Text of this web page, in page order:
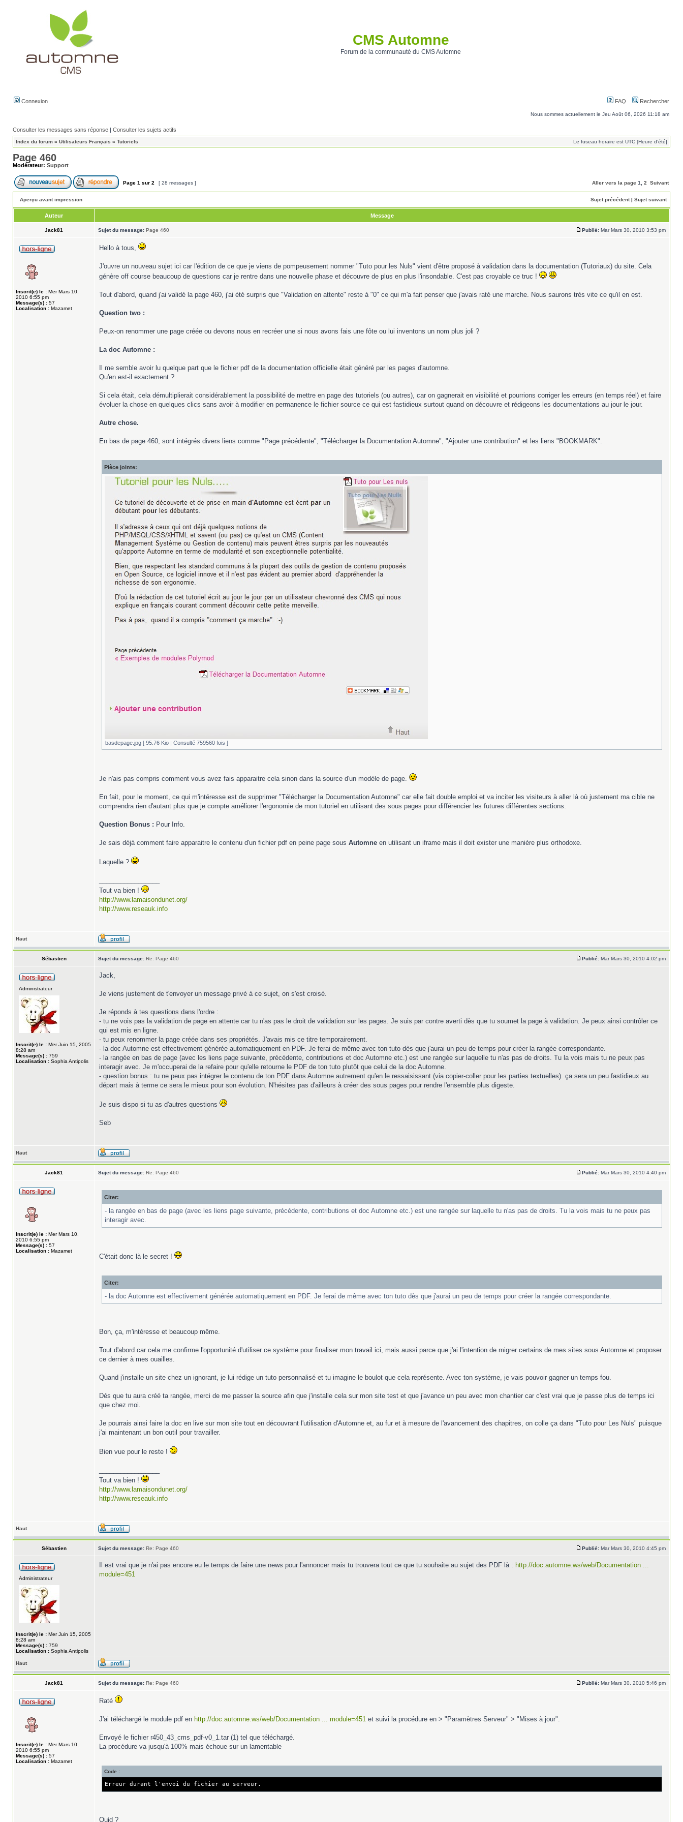
CMS Automne
Forum de la communauté du CMS Automne
Connexion FAQ Rechercher
Nous sommes actuellement le Jeu Août 06, 2026 11:18 am
Consulter les messages sans réponse | Consulter les sujets actifs
Index du forum » Utilisateurs Français » Tutoriels Le fuseau horaire est UTC [Heure d’été]
Page 460
Modérateur: Support
Page 1 sur 2 [ 28 messages ] Aller vers la page 1 2 Suivant
Aperçu avant impression Sujet précédent| Sujet suivant
Auteur Message
Jack81 Sujet du message: Page 460 Publié: Mar Mars 30, 2010 3:53 pm
Inscrit(e) le : Mer Mars 10,
2010 6:55 pm
Message(s) : 57
Localisation : Mazamet
Hello à tous,
J'ouvre un nouveau sujet ici car l'édition de ce que je viens de pompeusement nommer "Tuto pour les Nuls" vient d'être proposé à validation dans la documentation (Tutoriaux) du site. Cela
génère off course beaucoup de questions car je rentre dans une nouvelle phase et découvre de plus en plus l'insondable. C'est pas croyable ce truc !
Tout d'abord, quand j'ai validé la page 460, j'ai été surpris que "Validation en attente" reste à "0" ce qui m'a fait penser que j'avais raté une marche. Nous saurons très vite ce qu'il en est.
Question two :
Peux-on renommer une page créée ou devons nous en recréer une si nous avons fais une fôte ou lui inventons un nom plus joli ?
La doc Automne :
Il me semble avoir lu quelque part que le fichier pdf de la documentation officielle était généré par les pages d'automne.
Qu'en est-il exactement ?
Si cela était, cela démultiplierait considérablement la possibilité de mettre en page des tutoriels (ou autres), car on gagnerait en visibilité et pourrions corriger les erreurs (en temps réel) et faire
évoluer la chose en quelques clics sans avoir à modifier en permanence le fichier source ce qui est fastidieux surtout quand on découvre et rédigeons les documentations au jour le jour.
Autre chose.
En bas de page 460, sont intégrés divers liens comme "Page précédente", "Télécharger la Documentation Automne", "Ajouter une contribution" et les liens "BOOKMARK".
Pièce jointe:
basdepage.jpg [ 95.76 Kio | Consulté 759560 fois ]
Je n'ais pas compris comment vous avez fais apparaitre cela sinon dans la source d'un modèle de page.
En fait, pour le moment, ce qui m'intéresse est de supprimer "Télécharger la Documentation Automne" car elle fait double emploi et va inciter les visiteurs à aller là où justement ma cible ne
comprendra rien d'autant plus que je compte améliorer l'ergonomie de mon tutoriel en utilisant des sous pages pour différencier les futures différentes sections.
Question Bonus : Pour Info.
Je sais déjà comment faire apparaitre le contenu d'un fichier pdf en peine page sous Automne en utilisant un iframe mais il doit exister une manière plus orthodoxe.
Laquelle ?
Tout va bien !
http://www.lamaisondunet.org/
http://www.reseauk.info
Haut
Sébastien Sujet du message: Re: Page 460 Publié: Mar Mars 30, 2010 4:02 pm
Administrateur
Inscrit(e) le : Mer Juin 15, 2005
8:28 am
Message(s) : 759
Localisation : Sophia Antipolis
Jack,
Je viens justement de t'envoyer un message privé à ce sujet, on s'est croisé.
Je réponds à tes questions dans l'ordre :
- tu ne vois pas la validation de page en attente car tu n'as pas le droit de validation sur les pages. Je suis par contre averti dès que tu soumet la page à validation. Je peux ainsi contrôler ce
qui est mis en ligne.
- tu peux renommer la page créée dans ses propriétés. J'avais mis ce titre temporairement.
- la doc Automne est effectivement générée automatiquement en PDF. Je ferai de même avec ton tuto dès que j'aurai un peu de temps pour créer la rangée correspondante.
- la rangée en bas de page (avec les liens page suivante, précédente, contributions et doc Automne etc.) est une rangée sur laquelle tu n'as pas de droits. Tu la vois mais tu ne peux pas
interagir avec. Je m'occuperai de la refaire pour qu'elle retourne le PDF de ton tuto plutôt que celui de la doc Automne.
- question bonus : tu ne peux pas intégrer le contenu de ton PDF dans Automne autrement qu'en le ressaisissant (via copier-coller pour les parties textuelles). ça sera un peu fastidieux au
départ mais à terme ce sera le mieux pour son évolution. N'hésites pas d'ailleurs à créer des sous pages pour rendre l'ensemble plus digeste.
Je suis dispo si tu as d'autres questions
Seb
Haut
Jack81 Sujet du message: Re: Page 460 Publié: Mar Mars 30, 2010 4:40 pm
Inscrit(e) le : Mer Mars 10,
2010 6:55 pm
Message(s) : 57
Localisation : Mazamet
Citer:
- la rangée en bas de page (avec les liens page suivante, précédente, contributions et doc Automne etc.) est une rangée sur laquelle tu n'as pas de droits. Tu la vois mais tu ne peux pas
interagir avec.
C'était donc là le secret !
Citer:
- la doc Automne est effectivement générée automatiquement en PDF. Je ferai de même avec ton tuto dès que j'aurai un peu de temps pour créer la rangée correspondante.
Bon, ça, m'intéresse et beaucoup même.
Tout d'abord car cela me confirme l'opportunité d'utiliser ce système pour finaliser mon travail ici, mais aussi parce que j'ai l'intention de migrer certains de mes sites sous Automne et proposer
ce dernier à mes ouailles.
Quand j'installe un site chez un ignorant, je lui rédige un tuto personnalisé et tu imagine le boulot que cela représente. Avec ton système, je vais pouvoir gagner un temps fou.
Dés que tu aura créé ta rangée, merci de me passer la source afin que j'installe cela sur mon site test et que j'avance un peu avec mon chantier car c'est vrai que je passe plus de temps ici
que chez moi.
Je pourrais ainsi faire la doc en live sur mon site tout en découvrant l'utilisation d'Automne et, au fur et à mesure de l'avancement des chapitres, on colle ça dans "Tuto pour Les Nuls" puisque
j'ai maintenant un bon outil pour travailler.
Bien vue pour le reste !
Tout va bien !
http://www.lamaisondunet.org/
http://www.reseauk.info
Haut
Sébastien Sujet du message: Re: Page 460 Publié: Mar Mars 30, 2010 4:45 pm
Administrateur
Inscrit(e) le : Mer Juin 15, 2005
8:28 am
Message(s) : 759
Localisation : Sophia Antipolis
Il est vrai que je n'ai pas encore eu le temps de faire une news pour l'annoncer mais tu trouvera tout ce que tu souhaite au sujet des PDF là : http://doc.automne.ws/web/Documentation ...
module=451
Haut
Jack81 Sujet du message: Re: Page 460 Publié: Mar Mars 30, 2010 5:46 pm
Inscrit(e) le : Mer Mars 10,
2010 6:55 pm
Message(s) : 57
Localisation : Mazamet
Raté
J'ai téléchargé le module pdf en http://doc.automne.ws/web/Documentation ... module=451 et suivi la procédure en > "Paramètres Serveur" > "Mises à jour".
Envoyé le fichier r450_43_cms_pdf-v0_1.tar (1) tel que téléchargé.
La procédure va jusqu'à 100% mais échoue sur un lamentable
Code :
Erreur durant l'envoi du fichier au serveur.
Quid ?